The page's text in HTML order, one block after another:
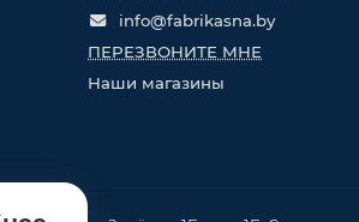
info@fabrikasna.by
ПЕРЕЗВОНИТЕ МНЕ
Наши магазины